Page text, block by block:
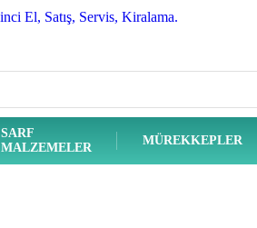
SARF
MALZEMELER
MÜREKKEPLER